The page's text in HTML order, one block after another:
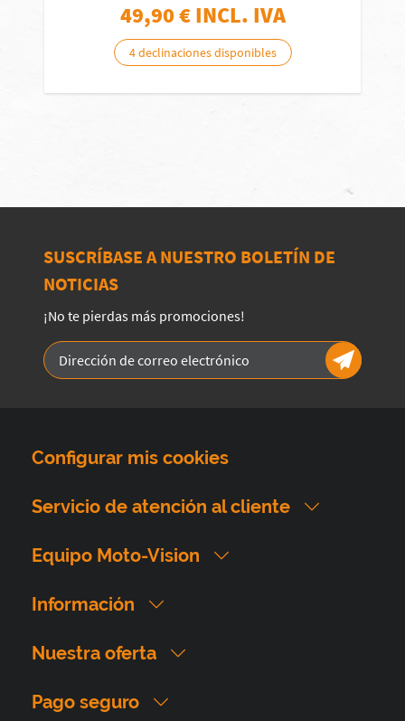
49,90€ INCL. IVA
4 declinaciones disponibles
SUSCRÍBASE A NUESTRO BOLETÍN DE
NOTICIAS
¡No te pierdas más promociones!
Configurar mis cookies
Servicio de atención al cliente
Equipo Moto-Vision
Información
Nuestra oferta
Pago seguro